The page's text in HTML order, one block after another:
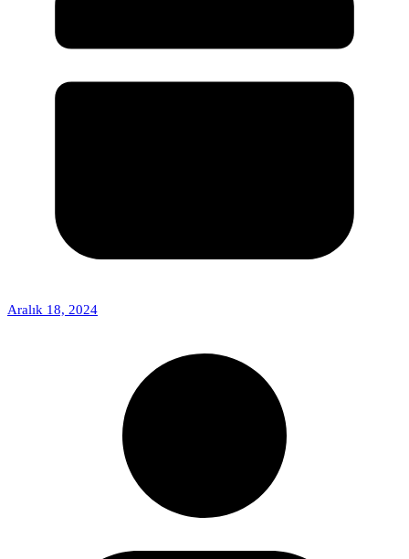
Aralık 18, 2024